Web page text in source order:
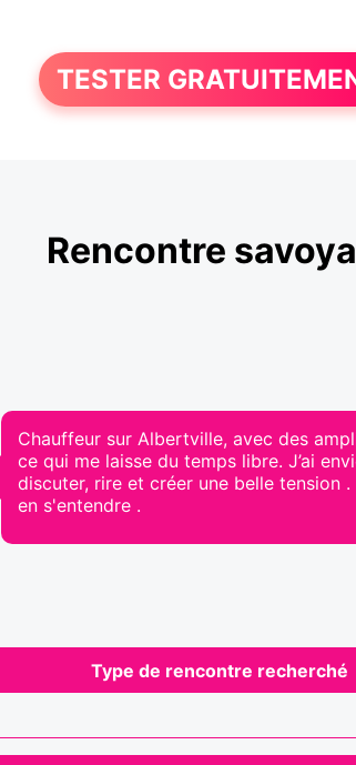
TESTER
Rencontre
Chauffeur sur Albertville, avec des
ce qui me laisse du temps libre. J’ai
discuter, rire et créer une belle tension
en s'entendre .
Type de rencontre recherché